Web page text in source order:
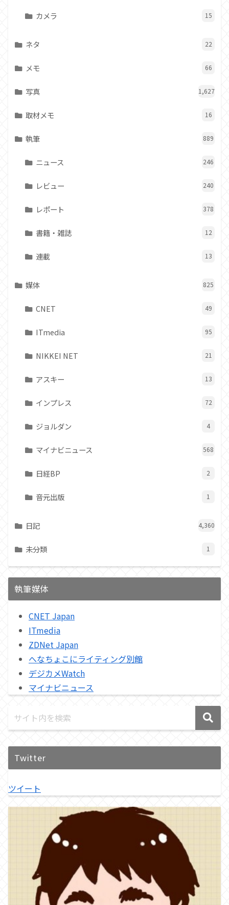
カメラ 15
ネタ 22
メモ 66
写真 1,627
取材メモ 16
執筆 889
ニュース 246
レビュー 240
レポート 378
書籍・雑誌 12
連載 13
媒体 825
CNET 49
ITmedia 95
NIKKEI NET 21
アスキー 13
インプレス 72
ジョルダン 4
マイナビニュース 568
日経BP 2
音元出版 1
日記 4,360
未分類 1
執筆媒体
CNET Japan
ITmedia
ZDNet Japan
へなちょこにライティング別館
デジカメWatch
マイナビニュース
Twitter
ツイート